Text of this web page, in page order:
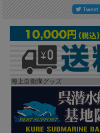
海上自衛隊グッズ